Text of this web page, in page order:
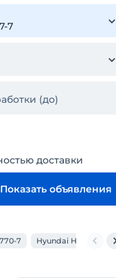
(до)
доставки
Показать объявления
7 Hyundai HL 770-7A